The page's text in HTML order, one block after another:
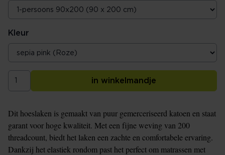
Kleur
in winkelmandje
Dit hoeslaken is gemaakt van puur gemerceriseerd katoen en staat
garant voor hoge kwaliteit. Met een fijne weving van 200
threadcount, biedt het laken een zachte en comfortabele ervaring.
Dankzij het elastiek rondom past het perfect om matrassen met